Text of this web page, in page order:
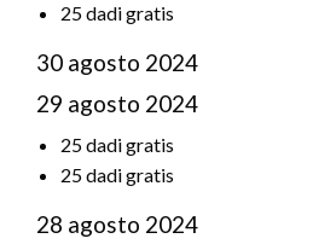
25 dadi gratis
30 agosto 2024
29 agosto 2024
25 dadi gratis
25 dadi gratis
28 agosto 2024